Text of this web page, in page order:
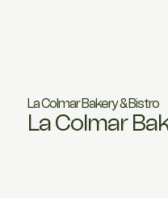
La Colmar Bakery & Bistro
La Colmar